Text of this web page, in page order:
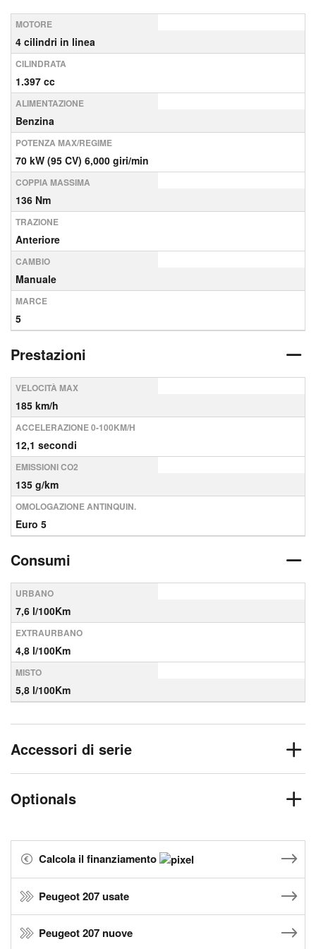
MOTORE
4 cilindri in linea
CILINDRATA
1.397 cc
ALIMENTAZIONE
Benzina
POTENZA MAX/REGIME
70 kW (95 CV) 6,000 giri/min
COPPIA MASSIMA
136 Nm
TRAZIONE
Anteriore
CAMBIO
Manuale
MARCE
5
Prestazioni
VELOCITÀ MAX
185 km/h
ACCELERAZIONE 0-100KM/H
12,1 secondi
EMISSIONI CO2
135 g/km
OMOLOGAZIONE ANTINQUIN.
Euro 5
Consumi
URBANO
7,6 l/100Km
EXTRAURBANO
4,8 l/100Km
MISTO
5,8 l/100Km
Accessori di serie
Optionals
Calcola il finanziamento
Peugeot 207 usate
Peugeot 207 nuove